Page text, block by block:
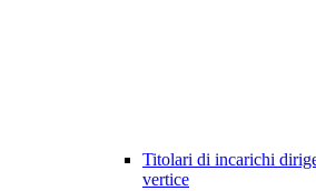
Titolari di incarichi
vertice